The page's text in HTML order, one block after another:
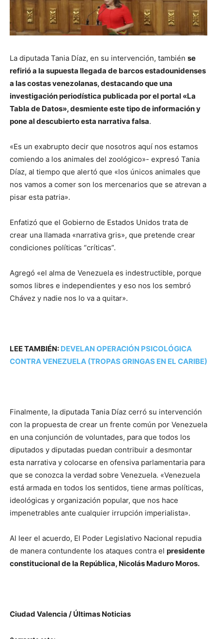
La diputada Tania Díaz, en su intervención, también se
refirió a la supuesta llegada de barcos estadounidenses
a las costas venezolanas, destacando que una
investigación periodística publicada por el portal «La
Tabla de Datos», desmiente este tipo de información y
pone al descubierto esta narrativa falsa.
«Es un exabrupto decir que nosotros aquí nos estamos
comiendo a los animales del zoológico»- expresó Tania
Díaz, al tiempo que alertó que «los únicos animales que
nos vamos a comer son los mercenarios que se atrevan a
pisar esta patria».
Enfatizó que el Gobierno de Estados Unidos trata de
crear una llamada «narrativa gris», que pretende crear
condiciones políticas “críticas”.
Agregó «el alma de Venezuela es indestructible, porque
somos libres e independientes y eso nos los sembró
Chávez y nadie nos lo va a quitar».
LEE TAMBIÉN: DEVELAN OPERACIÓN PSICOLÓGICA
CONTRA VENEZUELA (TROPAS GRINGAS EN EL CARIBE)
Finalmente, la diputada Tania Díaz cerró su intervención
con la propuesta de crear un frente común por Venezuela
en una conjunción de voluntades, para que todos los
diputados y diputadas puedan contribuir a desmontar
esta narrativa y colocarse en ofensiva parlamentaria para
que se conozca la verdad sobre Venezuela. «Venezuela
está armada en todos los sentidos, tiene armas políticas,
ideológicas y organización popular, que nos hace
impenetrables ante cualquier irrupción imperialista».
Al leer el acuerdo, El Poder Legislativo Nacional repudia
de manera contundente los ataques contra el presidente
constitucional de la República, Nicolás Maduro Moros.
Ciudad Valencia / Últimas Noticias